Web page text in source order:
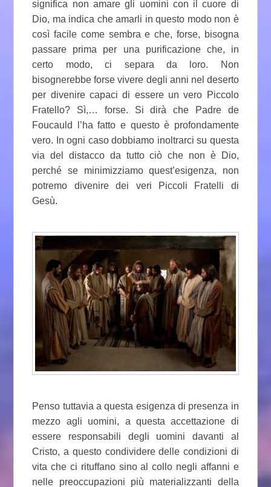
significa non amare gli uomini con il cuore di
Dio, ma indica che amarli in questo modo non è
così facile come sembra e che, forse, bisogna
passare prima per una purificazione che, in
certo modo, ci separa da loro. Non
bisognerebbe forse vivere degli anni nel deserto
per divenire capaci di essere un vero Piccolo
Fratello? Sì,… forse. Si dirà che Padre de
Foucauld l’ha fatto e questo è profondamente
vero. In ogni caso dobbiamo inoltrarci su questa
via del distacco da tutto ciò che non è Dio,
perché se minimizziamo quest’esigenza, non
potremo divenire dei veri Piccoli Fratelli di
Gesù.
Penso tuttavia a questa esigenza di presenza in
mezzo agli uomini, a questa accettazione di
essere responsabili degli uomini davanti al
Cristo, a questo condividere delle condizioni di
vita che ci rituffano sino al collo negli affanni e
nelle preoccupazioni più materializzanti della